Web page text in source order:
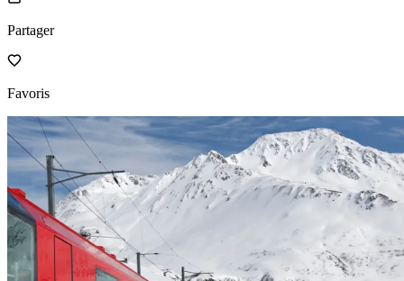
Partager
Favoris